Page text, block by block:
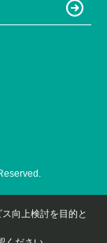
向上検討を目的と